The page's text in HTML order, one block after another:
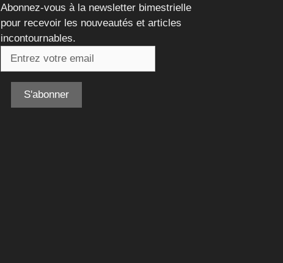
Abonnez-vous à la newsletter bimestrielle
pour recevoir les nouveautés et articles
incontournables.